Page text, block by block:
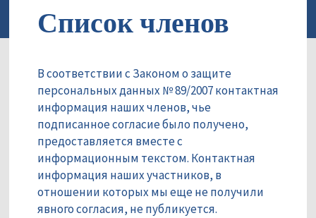
Список членов
В соответствии с Законом о защите
персональных данных № 89/2007 контактная
информация наших членов, чье
подписанное согласие было получено,
предоставляется вместе с
информационным текстом. Контактная
информация наших участников, в
отношении которых мы еще не получили
явного согласия, не публикуется.